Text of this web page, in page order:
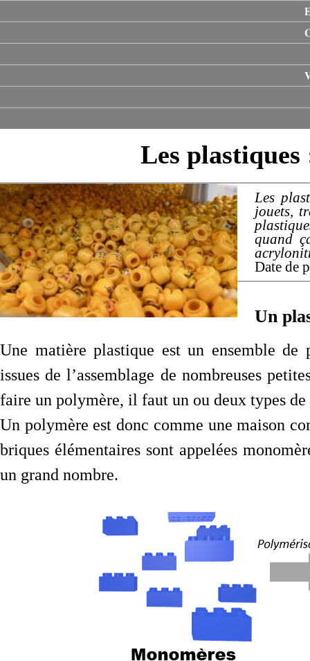
Les
Les
jouets,
quand
Date de
Un
Une matière plastique est un ensemble de
issues de l’assemblage de nombreuses
faire un polymère, il faut un ou deux types de
Un polymère est donc comme une maison
briques élémentaires sont appelées
un grand nombre.